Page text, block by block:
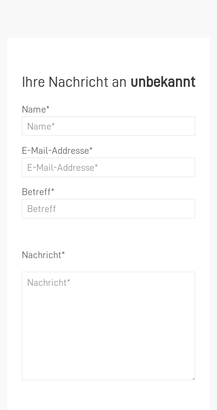
Ihre Nachricht an unbekannt
Name*
E-Mail-Addresse*
Betreff*
Nachricht*